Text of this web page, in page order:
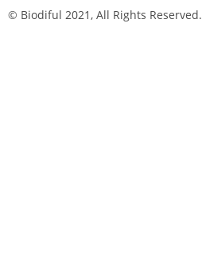
© Biodiful 2021, All Rights Reserved.